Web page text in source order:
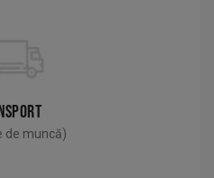
de muncă)